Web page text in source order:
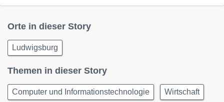
Orte in dieser Story
Ludwigsburg
Themen in dieser Story
Computer und Informationstechnologie Wirtschaft